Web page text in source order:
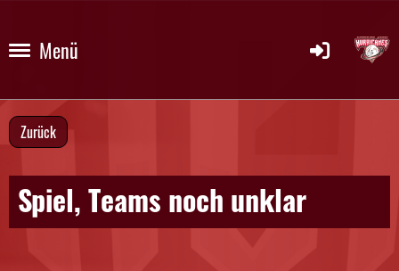
Menü
Zurück
Spiel, Teams noch unklar